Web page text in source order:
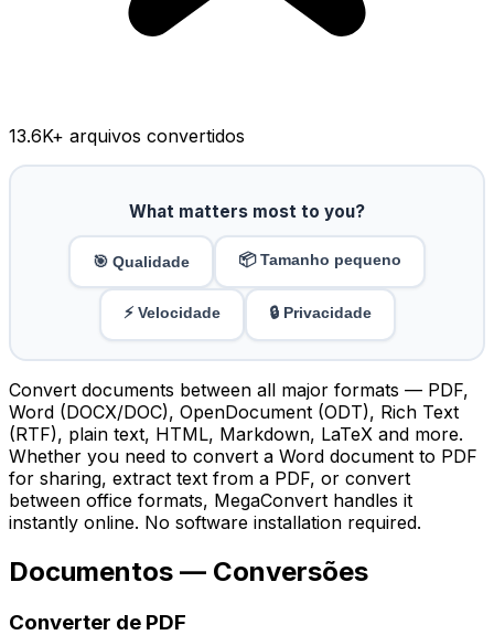
13.6K+ arquivos convertidos
What matters most to you?
🎯 Qualidade 📦 Tamanho pequeno
⚡ Velocidade 🔒 Privacidade
Convert documents between all major formats — PDF,
Word (DOCX/DOC), OpenDocument (ODT), Rich Text
(RTF), plain text, HTML, Markdown, LaTeX and more.
Whether you need to convert a Word document to PDF
for sharing, extract text from a PDF, or convert
between office formats, MegaConvert handles it
instantly online. No software installation required.
Documentos — Conversões
Converter de PDF